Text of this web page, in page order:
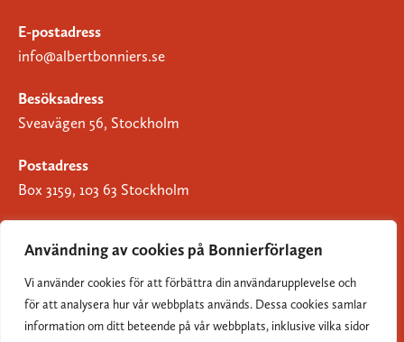
Användning av cookies på Bonnierförlagen
Vi använder cookies för att förbättra din användarupplevelse och
för att analysera hur vår webbplats används. Dessa cookies samlar
information om ditt beteende på vår webbplats, inklusive vilka sidor
E-postadress
info@albertbonniers.se
Besöksadress
Sveavägen 56, Stockholm
Postadress
Box 3159, 103 63 Stockholm
Om Bonnierförlagen
Cookies